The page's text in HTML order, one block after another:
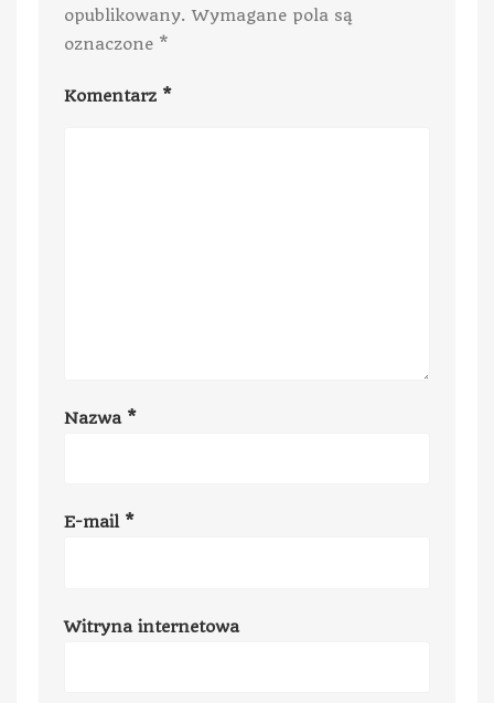
opublikowany. Wymagane pola są
oznaczone *
Komentarz *
Nazwa *
E-mail *
Witryna internetowa